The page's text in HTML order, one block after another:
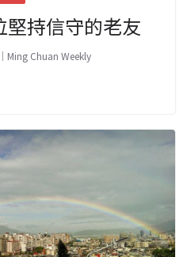
堅持信守的老友
Ming Chuan Weekly